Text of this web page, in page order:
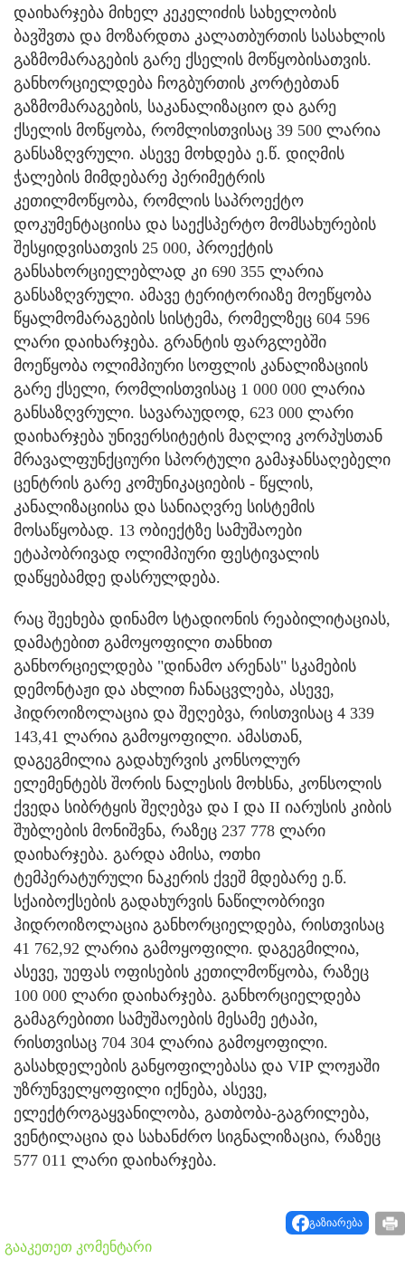
დაიხარჯება მიხელ კეკელიძის სახელობის
ბავშვთა და მოზარდთა კალათბურთის სასახლის
გაზმომარაგების გარე ქსელის მოწყობისათვის.
განხორციელდება ჩოგბურთის კორტებთან
გაზმომარაგების, საკანალიზაციო და გარე
ქსელის მოწყობა, რომლისთვისაც 39 500 ლარია
განსაზღვრული. ასევე მოხდება ე.წ. დიღმის
ჭალების მიმდებარე პერიმეტრის
კეთილმოწყობა, რომლის საპროექტო
დოკუმენტაციისა და საექსპერტო მომსახურების
შესყიდვისათვის 25 000, პროექტის
განსახორციელებლად კი 690 355 ლარია
განსაზღვრული. ამავე ტერიტორიაზე მოეწყობა
წყალმომარაგების სისტემა, რომელზეც 604 596
ლარი დაიხარჯება. გრანტის ფარგლებში
მოეწყობა ოლიმპიური სოფლის კანალიზაციის
გარე ქსელი, რომლისთვისაც 1 000 000 ლარია
განსაზღვრული. სავარაუდოდ, 623 000 ლარი
დაიხარჯება უნივერსიტეტის მაღლივ კორპუსთან
მრავალფუნქციური სპორტული გამაჯანსაღებელი
ცენტრის გარე კომუნიკაციების - წყლის,
კანალიზაციისა და სანიაღვრე სისტემის
მოსაწყობად. 13 ობიექტზე სამუშაოები
ეტაპობრივად ოლიმპიური ფესტივალის
დაწყებამდე დასრულდება.
რაც შეეხება დინამო სტადიონის რეაბილიტაციას,
დამატებით გამოყოფილი თანხით
განხორციელდება "დინამო არენას" სკამების
დემონტაჟი და ახლით ჩანაცვლება, ასევე,
ჰიდროიზოლაცია და შეღებვა, რისთვისაც 4 339
143,41 ლარია გამოყოფილი. ამასთან,
დაგეგმილია გადახურვის კონსოლურ
ელემენტებს შორის ნალესის მოხსნა, კონსოლის
ქვედა სიბრტყის შეღებვა და I და II იარუსის კიბის
შუბლების მონიშვნა, რაზეც 237 778 ლარი
დაიხარჯება. გარდა ამისა, ოთხი
ტემპერატურული ნაკერის ქვეშ მდებარე ე.წ.
სქაიბოქსების გადახურვის ნაწილობრივი
ჰიდროიზოლაცია განხორციელდება, რისთვისაც
41 762,92 ლარია გამოყოფილი. დაგეგმილია,
ასევე, უეფას ოფისების კეთილმოწყობა, რაზეც
100 000 ლარი დაიხარჯება. განხორციელდება
გამაგრებითი სამუშაოების მესამე ეტაპი,
რისთვისაც 704 304 ლარია გამოყოფილი.
გასახდელების განყოფილებასა და VIP ლოჟაში
უზრუნველყოფილი იქნება, ასევე,
ელექტროგაყვანილობა, გათბობა-გაგრილება,
ვენტილაცია და სახანძრო სიგნალიზაცია, რაზეც
577 011 ლარი დაიხარჯება.
გაზიარება
გააკეთეთ კომენტარი